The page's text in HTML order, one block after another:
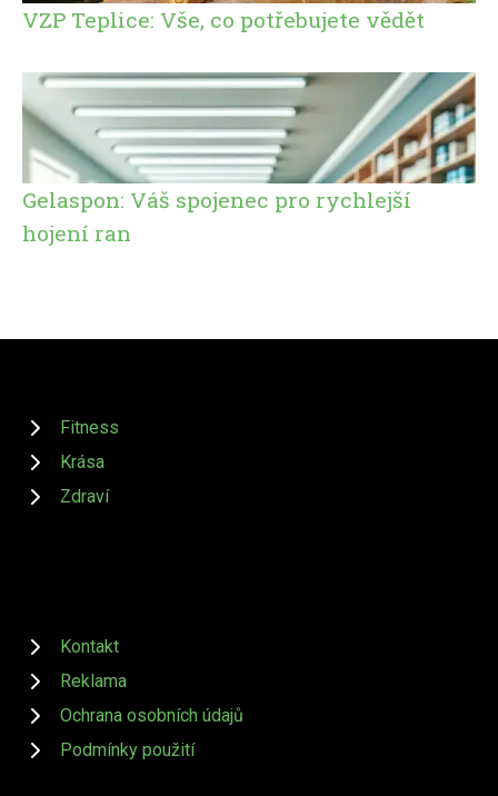
VZP Teplice: Vše, co potřebujete vědět
Gelaspon: Váš spojenec pro rychlejší
hojení ran
Fitness
Krása
Zdraví
Kontakt
Reklama
Ochrana osobních údajů
Podmínky použití